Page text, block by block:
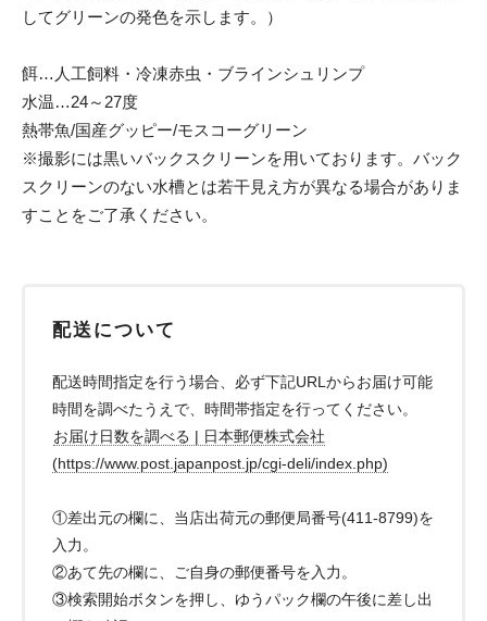
してグリーンの発色を示します。）
餌…人工飼料・冷凍赤虫・ブラインシュリンプ
水温…24～27度
熱帯魚/国産グッピー/モスコーグリーン
※撮影には黒いバックスクリーンを用いております。バック
スクリーンのない水槽とは若干見え方が異なる場合がありま
すことをご了承ください。
配送について
配送時間指定を行う場合、必ず下記URLからお届け可能
時間を調べたうえで、時間帯指定を行ってください。
お届け日数を調べる | 日本郵便株式会社
(https://www.post.japanpost.jp/cgi-deli/index.php)
①差出元の欄に、当店出荷元の郵便局番号(411-8799)を
入力。
②あて先の欄に、ご自身の郵便番号を入力。
③検索開始ボタンを押し、ゆうパック欄の午後に差し出